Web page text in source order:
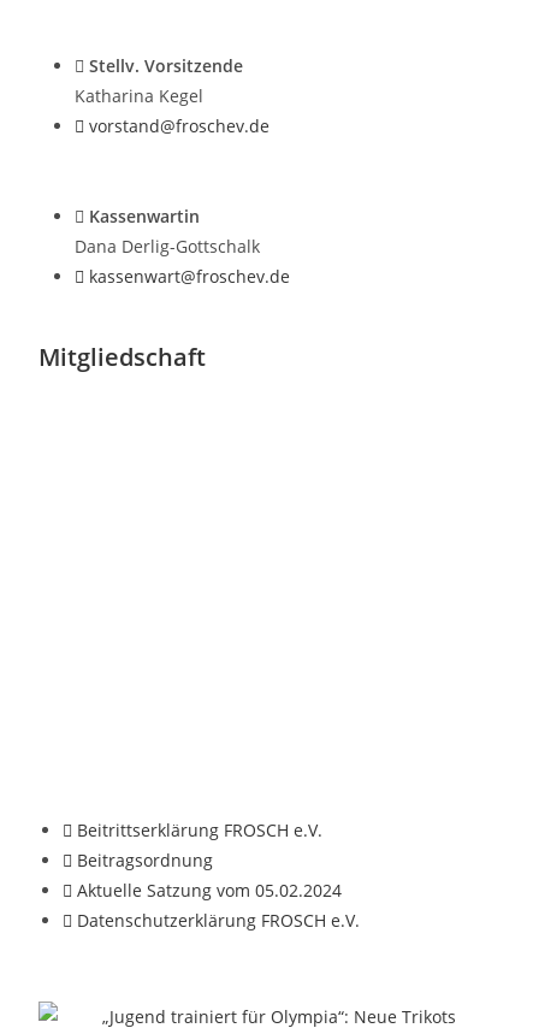
Stellv. Vorsitzende
Katharina Kegel
vorstand@froschev.de
Kassenwartin
Dana Derlig-Gottschalk
kassenwart@froschev.de
Mitgliedschaft
Beitrittserklärung FROSCH e.V.
Beitragsordnung
Aktuelle Satzung vom 05.02.2024
Datenschutzerklärung FROSCH e.V.